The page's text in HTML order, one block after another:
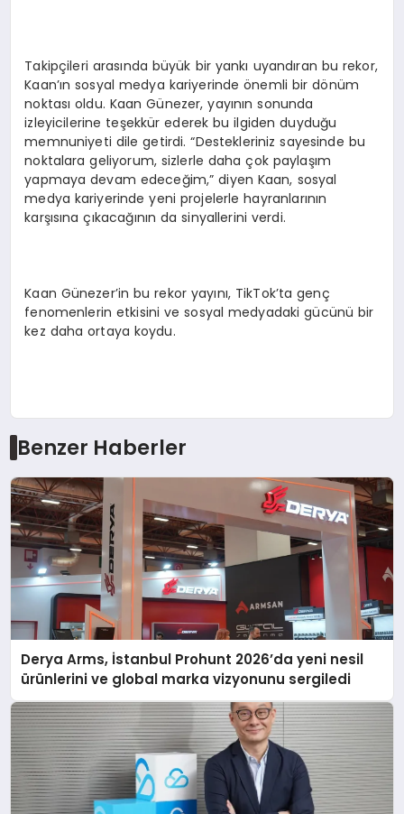
Takipçileri arasında büyük bir yankı uyandıran bu rekor,
Kaan’ın sosyal medya kariyerinde önemli bir dönüm
noktası oldu. Kaan Günezer, yayının sonunda
izleyicilerine teşekkür ederek bu ilgiden duyduğu
memnuniyeti dile getirdi. “Destekleriniz sayesinde bu
noktalara geliyorum, sizlerle daha çok paylaşım
yapmaya devam edeceğim,” diyen Kaan, sosyal
medya kariyerinde yeni projelerle hayranlarının
karşısına çıkacağının da sinyallerini verdi.
Kaan Günezer’in bu rekor yayını, TikTok’ta genç
fenomenlerin etkisini ve sosyal medyadaki gücünü bir
kez daha ortaya koydu.
Benzer Haberler
Derya Arms, İstanbul Prohunt 2026’da yeni nesil
ürünlerini ve global marka vizyonunu sergiledi